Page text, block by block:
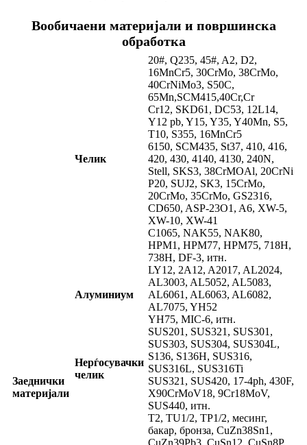
Вообичаени материјали и површинска
обработка
Заеднички
материјали
Челик
20#, Q235, 45#, A2, D2,
16MnCr5, 30CrMo, 38CrMo,
40CrNiMo3, S50C,
65Mn,SCM415,40Cr,Cr
Cr12, SKD61, DC53, 12L14,
Y12 pb, Y15, Y35, Y40Mn, S5,
T10, S355, 16MnCr5
6150, SCM435, St37, 410, 416,
420, 430, 4140, 4130, 240N,
Stell, SKS3, 38CrMOAl, 20CrNi
P20, SUJ2, SK3, 15CrMo,
20CrMo, 35CrMo, GS2316,
CD650, ASP-23O1, A6, XW-5,
XW-10, XW-41
C1065, NAK55, NAK80,
HPM1, HPM77, HPM75, 718H,
738H, DF-3, итн.
Алуминиум
LY12, 2A12, A2017, AL2024,
AL3003, AL5052, AL5083,
AL6061, AL6063, AL6082,
AL7075, YH52
YH75, MIC-6, итн.
Нерѓосувачки
челик
SUS201, SUS321, SUS301,
SUS303, SUS304, SUS304L,
S136, S136H, SUS316,
SUS316L, SUS316Ti
SUS321, SUS420, 17-4ph, 430F,
X90CrMoV18, 9Cr18MoV,
SUS440, итн.
T2, TU1/2, TP1/2, месинг,
бакар, бронза, CuZn38Sn1,
CuZn39Pb3, CuSn12, CuSn8P,